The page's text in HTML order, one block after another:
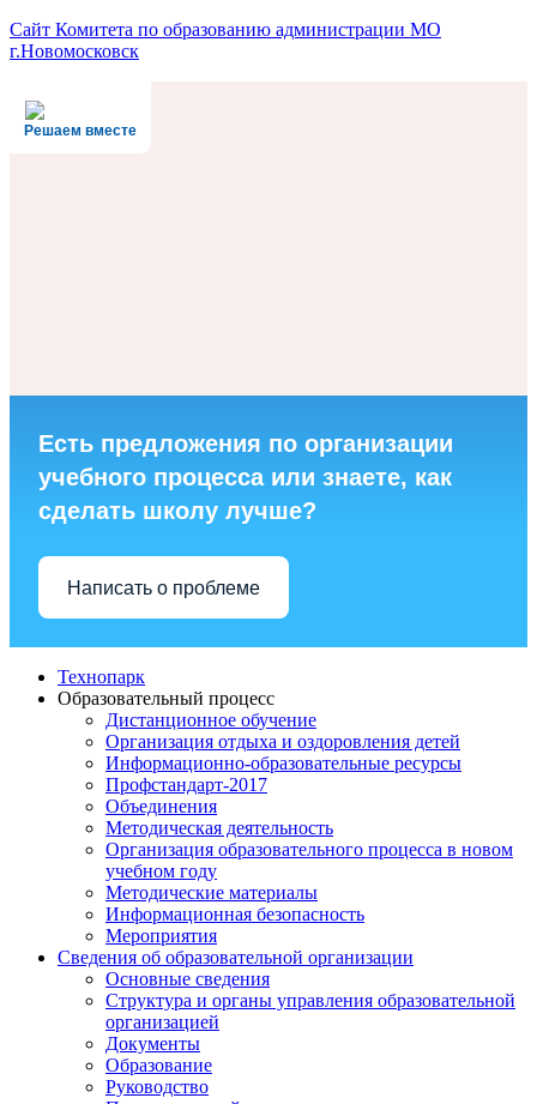
Сайт Комитета по образованию администрации МО
г.Новомосковск
Решаем вместе
Есть предложения по организации
учебного процесса или знаете, как
сделать школу лучше?
Написать о проблеме
Технопарк
Образовательный процесс
Дистанционное обучение
Организация отдыха и оздоровления детей
Информационно-образовательные ресурсы
Профстандарт-2017
Объединения
Методическая деятельность
Организация образовательного процесса в новом
учебном году
Методические материалы
Информационная безопасность
Мероприятия
Сведения об образовательной организации
Основные сведения
Структура и органы управления образовательной
организацией
Документы
Образование
Руководство